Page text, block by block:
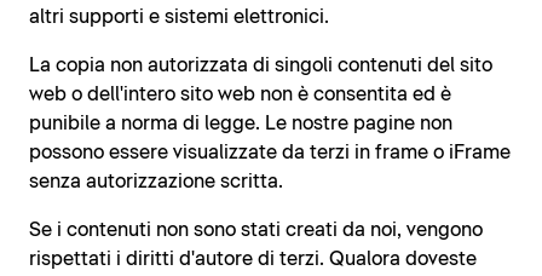
altri supporti e sistemi elettronici.
La copia non autorizzata di singoli contenuti del sito
web o dell'intero sito web non è consentita ed è
punibile a norma di legge. Le nostre pagine non
possono essere visualizzate da terzi in frame o iFrame
senza autorizzazione scritta.
Se i contenuti non sono stati creati da noi, vengono
rispettati i diritti d'autore di terzi. Qualora doveste